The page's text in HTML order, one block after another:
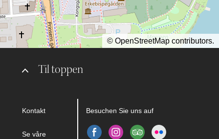
Til toppen
Kontakt
Se våre
Besuchen Sie uns auf
© OpenStreetMap contributors.